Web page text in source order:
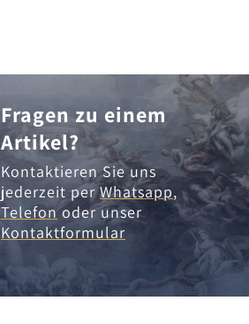
Fragen zu einem
Artikel?
Kontaktieren Sie uns
jederzeit perWhatsapp,
Telefonoder unser
Kontaktformular